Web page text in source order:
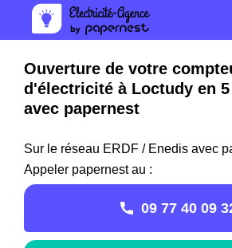
Ouverture de votre
d'électricité à Loctudy en
avec papernest
Sur le réseau ERDF / Enedis avec
Appeler papernest au :
09 77 40 09